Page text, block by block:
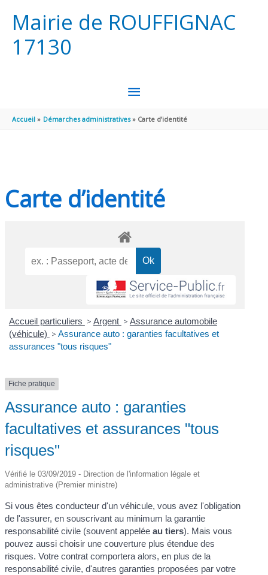
Mairie de ROUFFIGNAC
17130
MENU
PRINCIPAL
Accueil Démarches administratives Carte d’identité
Carte d’identité
Accueil particuliers > Argent > Assurance automobile
(véhicule) > Assurance auto : garanties facultatives et
assurances "tous risques"
Fiche pratique
Assurance auto : garanties
facultatives et assurances "tous
risques"
Vérifié le 03/09/2019 - Direction de l'information légale et
administrative (Premier ministre)
Si vous êtes conducteur d'un véhicule, vous avez l'obligation
de l'assurer, en souscrivant au minimum la garantie
responsabilité civile (souvent appeléeau tiers). Mais vous
pouvez aussi choisir une couverture plus étendue des
risques. Votre contrat comportera alors, en plus de la
responsabilité civile, d'autres garanties proposées par votre